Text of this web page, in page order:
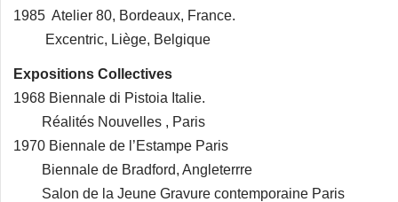
1985 Atelier 80, Bordeaux, France.
Excentric, Liège, Belgique
Expositions Collectives
1968 Biennale di Pistoia Italie.
Réalités Nouvelles , Paris
1970 Biennale de l’Estampe Paris
Biennale de Bradford, Angleterrre
Salon de la Jeune Gravure contemporaine Paris